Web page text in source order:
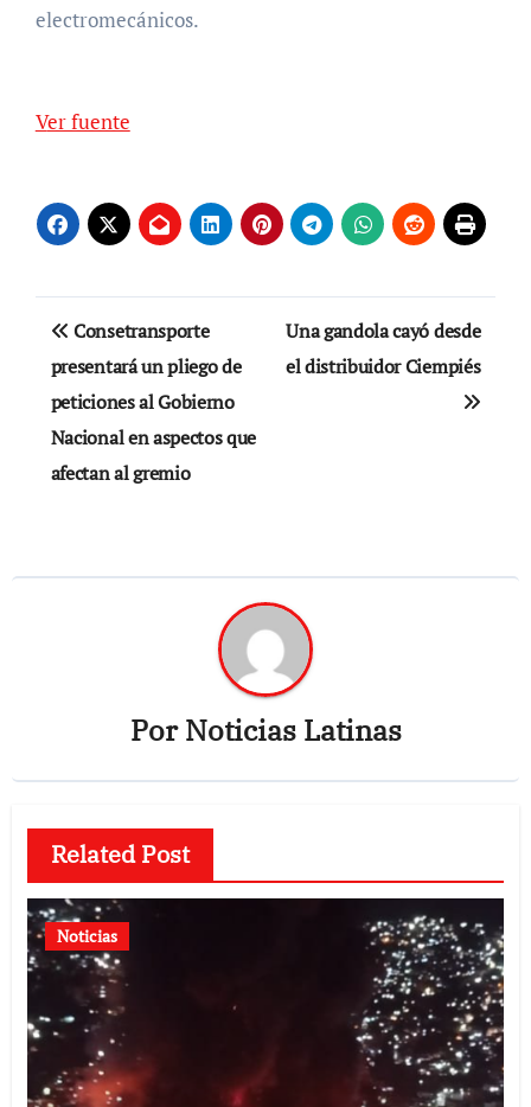
electromecánicos.
Ver fuente
Navegación
de
entradas
Consetransporte
presentará un pliego de
peticiones al Gobierno
Nacional en aspectos que
afectan al gremio
Una gandola cayó desde
el distribuidor Ciempiés
PorNoticias Latinas
Related Post
Noticias